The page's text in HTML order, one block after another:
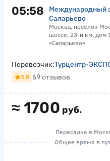
05:58
Международный
Саларьево
Москва, посёлок
шоссе, 23-й км, дом
«Саларьево»
≈ 1700 руб.
Перевозчик:Турцентр-
3.8 69 отзывов
Пересадка в
Общее время в